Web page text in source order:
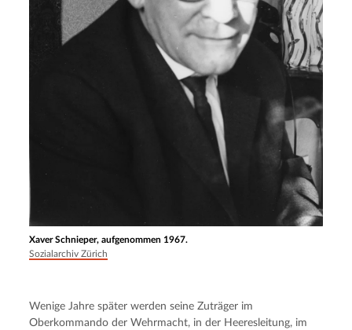
Xaver Schnieper, aufgenommen 1967.
Sozialarchiv Zürich
Wenige Jahre später werden seine Zuträger im
Oberkommando der Wehrmacht, in der Heeresleitung, im